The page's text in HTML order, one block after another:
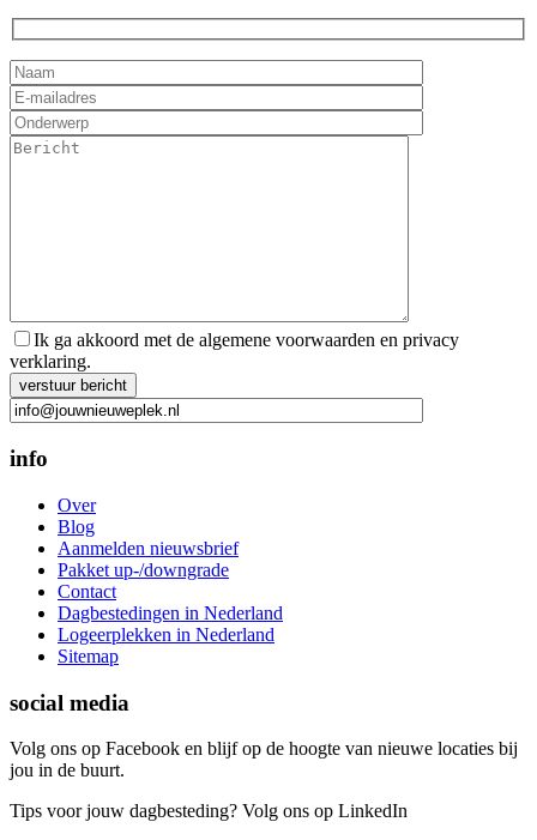
Ik ga akkoord met de algemene voorwaarden en privacy
verklaring.
Gelieve dit veld leeg te laten.
info
Over
Blog
Aanmelden nieuwsbrief
Pakket up-/downgrade
Contact
Dagbestedingen in Nederland
Logeerplekken in Nederland
Sitemap
social media
Volg ons op Facebook en blijf op de hoogte van nieuwe locaties bij
jou in de buurt.
Tips voor jouw dagbesteding? Volg ons op LinkedIn